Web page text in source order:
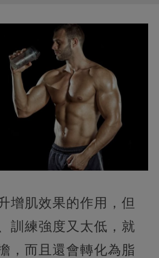
增肌效果的作用，但
訓練強度又太低，就
，而且還會轉化為脂